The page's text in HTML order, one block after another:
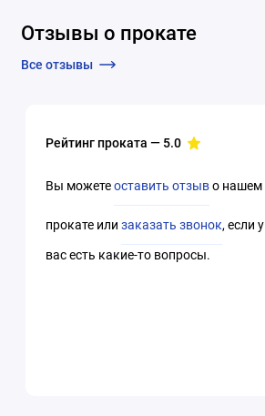
Отзывы о прокате
Все отзывы
Рейтинг проката — 5.0
Вы можетеоставить отзыво нашем
прокате илизаказать звонок, если у
вас есть какие-то вопросы.